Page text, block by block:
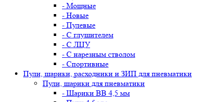
- Мощные
- Новые
- Пулевые
- С глушителем
- С ЛЦУ
- С нарезным стволом
- Спортивные
Пули, шарики, расходники и ЗИП для пневматики
Пули, шарики для пневматики
- Шарики BB 4,5 мм